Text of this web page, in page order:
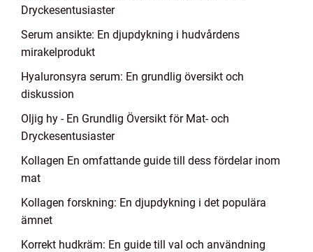
Dryckesentusiaster
Serum ansikte: En djupdykning i hudvårdens
mirakelprodukt
Hyaluronsyra serum: En grundlig översikt och
diskussion
Oljig hy - En Grundlig Översikt för Mat- och
Dryckesentusiaster
Kollagen En omfattande guide till dess fördelar inom
mat
Kollagen forskning: En djupdykning i det populära
ämnet
Korrekt hudkräm: En guide till val och användning